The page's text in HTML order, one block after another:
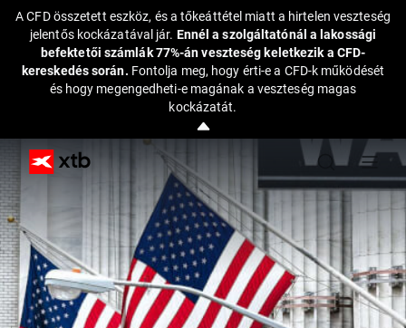
A CFD összetett eszköz, és a tőkeáttétel miatt a hirtelen veszteség
jelentős kockázatával jár. Ennél a szolgáltatónál a lakossági
befektetői számlák 77%-án veszteség keletkezik a CFD-
kereskedés során. Fontolja meg, hogy érti-e a CFD-k működését
és hogy megengedheti-e magának a veszteség magas
kockázatát.